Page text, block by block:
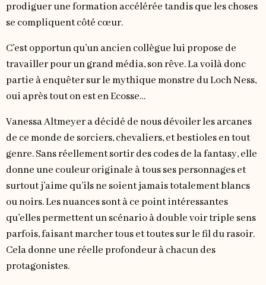
prodiguer une formation accélérée tandis que les choses
se compliquent côté cœur.
C’est opportun qu’un ancien collègue lui propose de
travailler pour un grand média, son rêve. La voilà donc
partie à enquêter sur le mythique monstre du Loch Ness,
oui après tout on est en Ecosse…
Vanessa Altmeyer a décidé de nous dévoiler les arcanes
de ce monde de sorciers, chevaliers, et bestioles en tout
genre. Sans réellement sortir des codes de la fantasy, elle
donne une couleur originale à tous ses personnages et
surtout j’aime qu’ils ne soient jamais totalement blancs
ou noirs. Les nuances sont à ce point intéressantes
qu’elles permettent un scénario à double voir triple sens
parfois, faisant marcher tous et toutes sur le fil du rasoir.
Cela donne une réelle profondeur à chacun des
protagonistes.